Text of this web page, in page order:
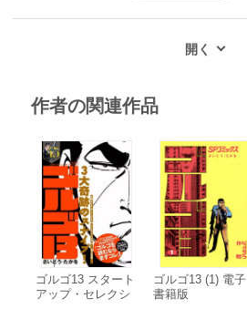
作者の関連作品
ゴルゴ13 スタート
アップ・セレクシ
ゴルゴ13 (1) 電子
書籍版